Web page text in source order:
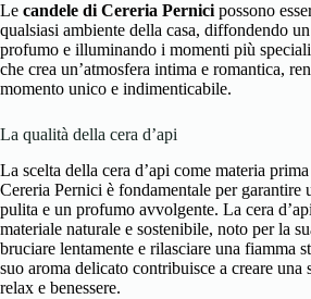
Le candele di Cereria Pernici possono
qualsiasi ambiente della casa, diffondendo
profumo e illuminando i momenti più
che crea un’atmosfera intima e romantica,
momento unico e indimenticabile.
La qualità della cera d’api
La scelta della cera d’api come materia
Cereria Pernici è fondamentale per garantire
pulita e un profumo avvolgente. La cera
materiale naturale e sostenibile, noto per la
bruciare lentamente e rilasciare una fiamma
suo aroma delicato contribuisce a creare una
relax e benessere.